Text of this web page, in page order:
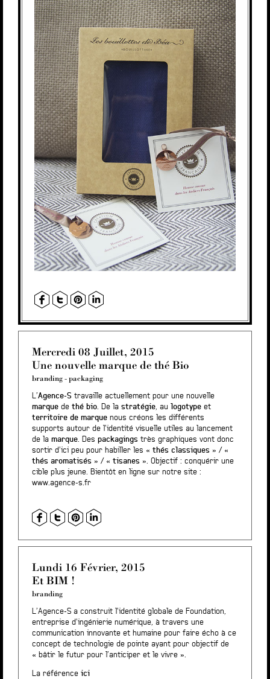
Mercredi 08 Juillet, 2015
Une nouvelle marque de thé Bio
branding - packaging
L’Agence-S travaille actuellement pour une nouvelle
marque de thé bio. De la stratégie, au logotype et
territoire de marque nous créons les différents
supports autour de l’identité visuelle utiles au lancement
de la marque. Des packagings très graphiques vont donc
sortir d’ici peu pour habiller les « thés classiques » / «
thés aromatisés » / « tisanes ». Objectif : conquérir une
cible plus jeune. Bientôt en ligne sur notre site :
www.agence-s.fr
Lundi 16 Février, 2015
Et BIM !
branding
L’Agence-S a construit l’identité globale de Foundation,
entreprise d’ingénierie numérique, à travers une
communication innovante et humaine pour faire écho à ce
concept de technologie de pointe ayant pour objectif de
« bâtir le futur pour l’anticiper et le vivre ».
La référence ici